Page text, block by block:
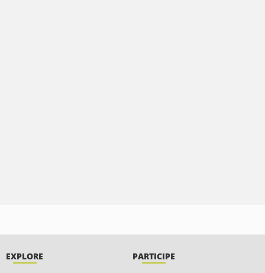
EXPLORE PARTICIPE